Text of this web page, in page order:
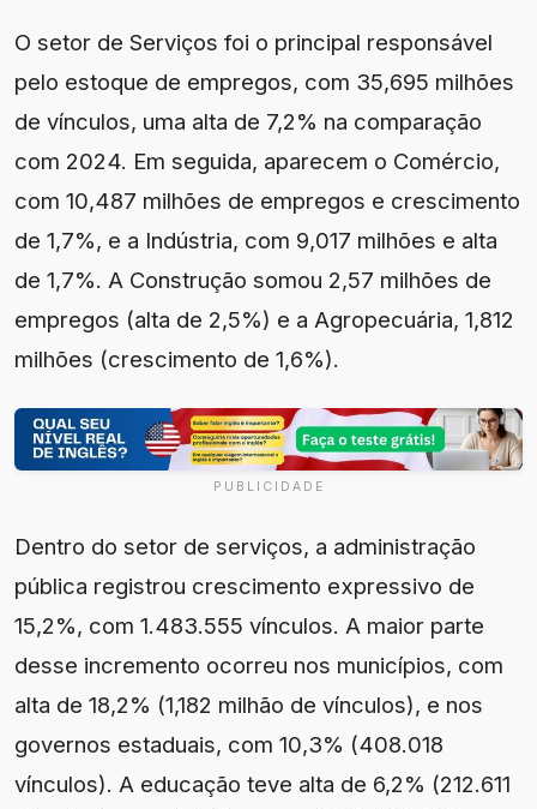
O setor de Serviços foi o principal responsável
pelo estoque de empregos, com 35,695 milhões
de vínculos, uma alta de 7,2% na comparação
com 2024. Em seguida, aparecem o Comércio,
com 10,487 milhões de empregos e crescimento
de 1,7%, e a Indústria, com 9,017 milhões e alta
de 1,7%. A Construção somou 2,57 milhões de
empregos (alta de 2,5%) e a Agropecuária, 1,812
milhões (crescimento de 1,6%).
PUBLICIDADE
Dentro do setor de serviços, a administração
pública registrou crescimento expressivo de
15,2%, com 1.483.555 vínculos. A maior parte
desse incremento ocorreu nos municípios, com
alta de 18,2% (1,182 milhão de vínculos), e nos
governos estaduais, com 10,3% (408.018
vínculos). A educação teve alta de 6,2% (212.611